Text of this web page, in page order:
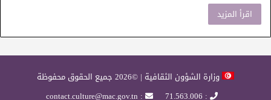
اقرأ المزيد
وزارة الشؤون الثقافية | ©2026 جميع الحقوق محفوظة
: 71.563.006
: contact.culture@mac.gov.tn